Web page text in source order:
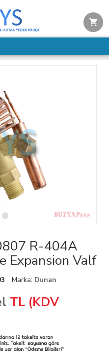
R-404A
Expansion Valf
Marka: Dunan
TL (KDV